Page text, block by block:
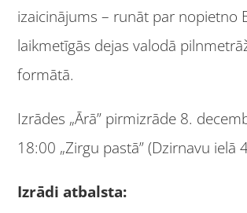
izaicinājums – runāt par nopietno
laikmetīgās dejas valodā
formātā.
Izrādes „Ārā” pirmizrāde 8.
18:00 „Zirgu pastā” (Dzirnavu ielā
Izrādi atbalsta: